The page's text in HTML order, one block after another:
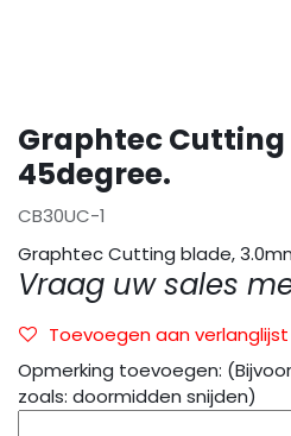
Graphtec
45degree.
CB30UC-1
Graphtec Cutting blade,
Vraag uw sales
Toevoegen aan verlanglijst
Opmerking toevoegen:
zoals: doormidden snijden)